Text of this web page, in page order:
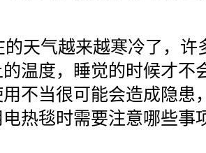
的天气越来越寒冷了，许
温度，睡觉的时候才不
不当很可能会造成隐患
热毯时需要注意哪些事